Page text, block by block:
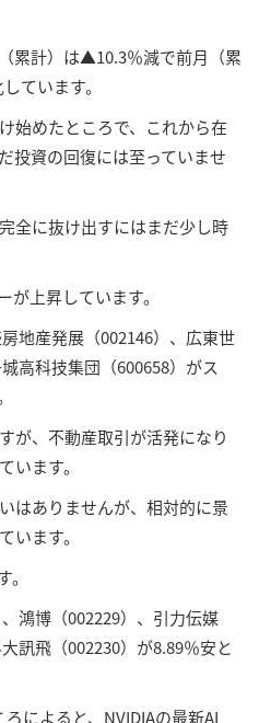
累計）は▲10.3％減で前月（累
ています。
始めたところで、これから在
投資の回復には至っていませ
全に抜け出すにはまだ少し時
が上昇しています。
地産発展（002146）、広東世
高科技集団（600658）がス
が、不動産取引が活発になり
います。
はありませんが、相対的に景
います。
鴻博（002229）、引力伝媒
訊飛（002230）が8.89％安と
によると、NVIDIAの最新AI